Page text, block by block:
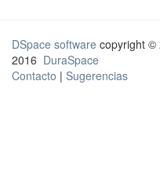
DSpace software copyright ©
2016 DuraSpace
Contacto | Sugerencias